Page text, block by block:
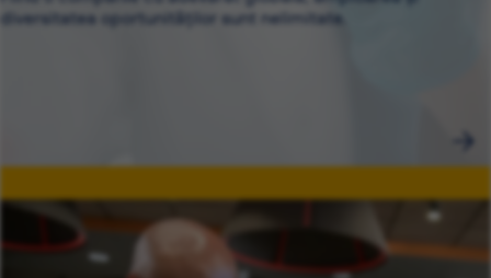
diversitatea oportunităților sunt nelimitate.